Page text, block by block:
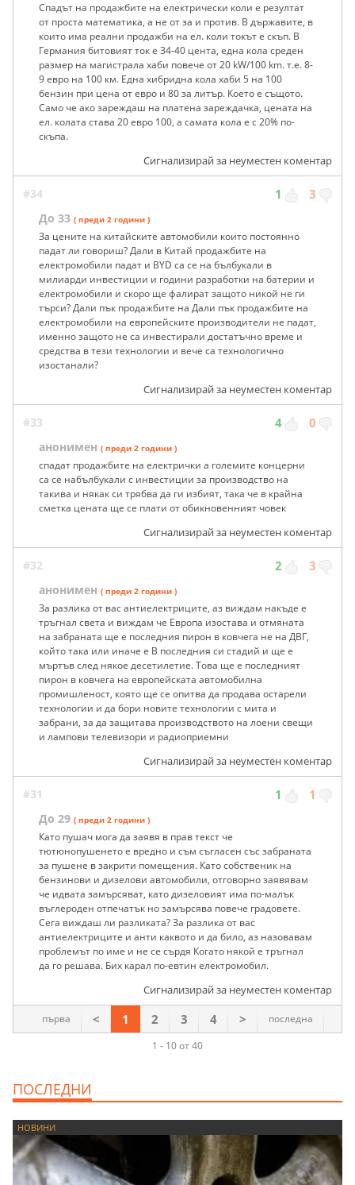
Спадът на продажбите на електрически коли е резултат
от проста математика, а не от за и против. В държавите, в
които има реални продажби на ел. коли токът е скъп. В
Германия битовият ток е 34-40 цента, една кола среден
размер на магистрала хаби повече от 20 kW/100 km. т.е. 8-
9 евро на 100 км. Една хибридна кола хаби 5 на 100
бензин при цена от евро и 80 за литър. Което е същото.
Само че ако зареждаш на платена зареждачка, цената на
ел. колата става 20 евро 100, а самата кола е с 20% по-
скъпа.
Сигнализирай за неуместен коментар
#34 1 3
До 33 ( преди 2 години )
За цените на китайските автомобили които постоянно
падат ли говориш? Дали в Китай продажбите на
електромобили падат и BYD са се на бълбукали в
милиарди инвестиции и години разработки на батерии и
електромобили и скоро ще фалират защото никой не ги
търси? Дали пък продажбите на Дали пък продажбите на
електромобили на европейските производители не падат,
именно защото не са инвестирали достатъчно време и
средства в тези технологии и вече са технологично
изостанали?
Сигнализирай за неуместен коментар
#33 4 0
анонимен ( преди 2 години )
спадат продажбите на електрички а големите концерни
са се набълбукали с инвестиции за производство на
такива и някак си трябва да ги избият, така че в крайна
сметка цената ще се плати от обикновенният човек
Сигнализирай за неуместен коментар
#32 2 3
анонимен ( преди 2 години )
За разлика от вас антиелектриците, аз виждам накъде е
тръгнал света и виждам че Европа изостава и отмяната
на забраната ще е последния пирон в ковчега не на ДВГ,
който така или иначе е В последния си стадий и ще е
мъртъв след някое десетилетие. Това ще е последният
пирон в ковчега на европейската автомобилна
промишленост, която ще се опитва да продава остарели
технологии и да бори новите технологии с мита и
забрани, за да защитава производството на лоени свещи
и лампови телевизори и радиоприемни
Сигнализирай за неуместен коментар
#31 1 1
До 29 ( преди 2 години )
Като пушач мога да заявя в прав текст че
тютюнопушенето е вредно и съм съгласен със забраната
за пушене в закрити помещения. Като собственик на
бензинови и дизелови автомобили, отговорно заявявам
че идвата замърсяват, като дизеловият има по-малък
въглероден отпечатък но замърсява повече градовете.
Сега виждаш ли разликата? За разлика от вас
антиелектриците и анти каквото и да било, аз назовавам
проблемът по име и не се сърдя Когато някой е тръгнал
да го решава. Бих карал по-евтин електромобил.
Сигнализирай за неуместен коментар
1 - 10 от 40
първа < 1 2 3 4 > последна
ПОСЛЕДНИ
НОВИНИ